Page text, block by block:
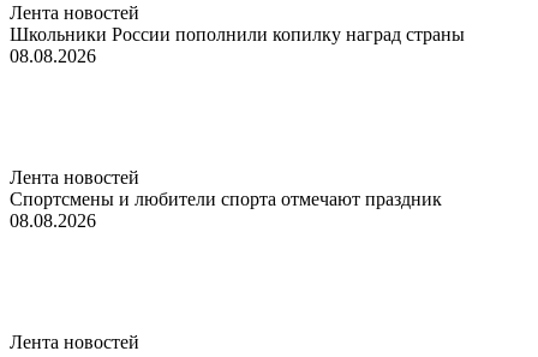
Лента новостей
Школьники России пополнили копилку наград страны
08.08.2026
Лента новостей
Спортсмены и любители спорта отмечают праздник
08.08.2026
Лента новостей